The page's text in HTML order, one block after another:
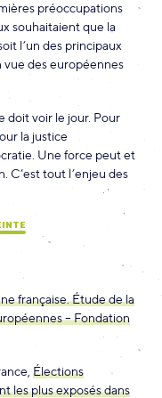
préoccupations
souhaitaient que la
l’un des principaux
vue des européennes
doit voir le jour. Pour
la justice
Une force peut et
C’est tout l’enjeu des
française. Étude de la
– Fondation
Élections
les plus exposés dans